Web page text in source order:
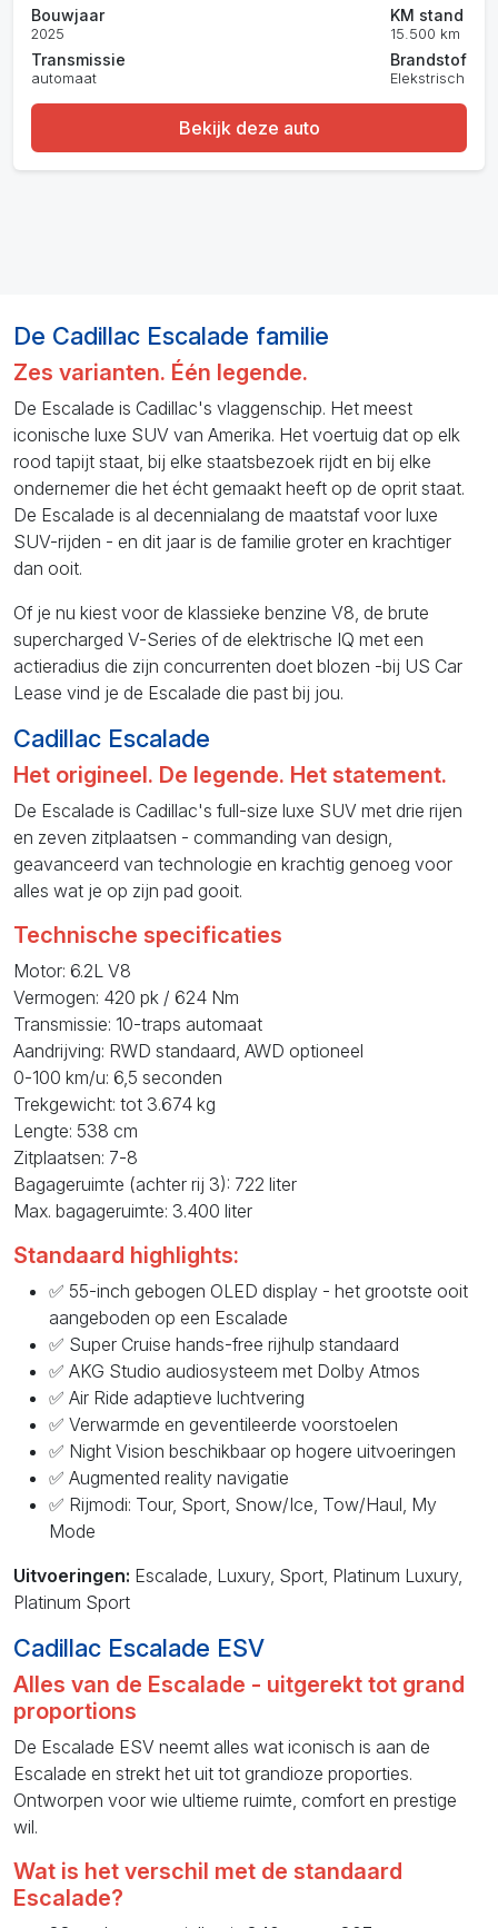
Bouwjaar
2025
Transmissie
automaat
KM stand
15.500 km
Brandstof
Elekstrisch
Bekijk deze auto
De Cadillac Escalade familie
Zes varianten. Één legende.
De Escalade is Cadillac's vlaggenschip. Het meest
iconische luxe SUV van Amerika. Het voertuig dat op elk
rood tapijt staat, bij elke staatsbezoek rijdt en bij elke
ondernemer die het écht gemaakt heeft op de oprit staat.
De Escalade is al decennialang de maatstaf voor luxe
SUV-rijden - en dit jaar is de familie groter en krachtiger
dan ooit.
Of je nu kiest voor de klassieke benzine V8, de brute
supercharged V-Series of de elektrische IQ met een
actieradius die zijn concurrenten doet blozen -bij US Car
Lease vind je de Escalade die past bij jou.
Cadillac Escalade
Het origineel. De legende. Het statement.
De Escalade is Cadillac's full-size luxe SUV met drie rijen
en zeven zitplaatsen - commanding van design,
geavanceerd van technologie en krachtig genoeg voor
alles wat je op zijn pad gooit.
Technische specificaties
Motor: 6.2L V8
Vermogen: 420 pk / 624 Nm
Transmissie: 10-traps automaat
Aandrijving: RWD standaard, AWD optioneel
0-100 km/u: 6,5 seconden
Trekgewicht: tot 3.674 kg
Lengte: 538 cm
Zitplaatsen: 7-8
Bagageruimte (achter rij 3): 722 liter
Max. bagageruimte: 3.400 liter
Standaard highlights:
✅ 55-inch gebogen OLED display - het grootste ooit
aangeboden op een Escalade
✅ Super Cruise hands-free rijhulp standaard
✅ AKG Studio audiosysteem met Dolby Atmos
✅ Air Ride adaptieve luchtvering
✅ Verwarmde en geventileerde voorstoelen
✅ Night Vision beschikbaar op hogere uitvoeringen
✅ Augmented reality navigatie
✅ Rijmodi: Tour, Sport, Snow/Ice, Tow/Haul, My
Mode
Uitvoeringen: Escalade, Luxury, Sport, Platinum Luxury,
Platinum Sport
Cadillac Escalade ESV
Alles van de Escalade - uitgerekt tot grand
proportions
De Escalade ESV neemt alles wat iconisch is aan de
Escalade en strekt het uit tot grandioze proporties.
Ontworpen voor wie ultieme ruimte, comfort en prestige
wil.
Wat is het verschil met de standaard
Escalade?